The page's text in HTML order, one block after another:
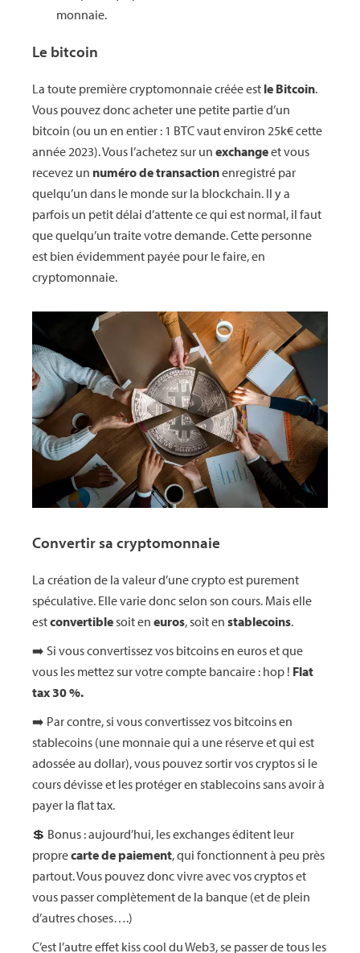
monnaie.
Le bitcoin
La toute première cryptomonnaie créée est le Bitcoin.
Vous pouvez donc acheter une petite partie d’un
bitcoin (ou un en entier : 1 BTC vaut environ 25k€ cette
année 2023). Vous l’achetez sur un exchangeet vous
recevez un numéro de transactionenregistré par
quelqu’un dans le monde sur la blockchain. Il y a
parfois un petit délai d’attente ce qui est normal, il faut
que quelqu’un traite votre demande. Cette personne
est bien évidemment payée pour le faire, en
cryptomonnaie.
Convertir sa cryptomonnaie
La création de la valeur d’une crypto est purement
spéculative. Elle varie donc selon son cours. Mais elle
estconvertiblesoit en euros, soit en stablecoins.
➡️ Si vous convertissez vos bitcoins en euros et que
vous les mettez sur votre compte bancaire : hop ! Flat
tax 30 %.
➡️ Par contre, si vous convertissez vos bitcoins en
stablecoins (une monnaie qui a une réserve et qui est
adossée au dollar), vous pouvez sortir vos cryptos si le
cours dévisse et les protéger en stablecoins sans avoir à
payer la flat tax.
💲 Bonus : aujourd’hui, les exchanges éditent leur
proprecarte de paiement, qui fonctionnent à peu près
partout. Vous pouvez donc vivre avec vos cryptos et
vous passer complètement de la banque (et de plein
d’autres choses….)
C’est l’autre effet kiss cool du Web3, se passer de tous les